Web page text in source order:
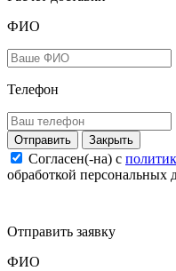
ФИО
Телефон
Закрыть
Согласен(-на) c
обработкой персональных
Отправить заявку
ФИО